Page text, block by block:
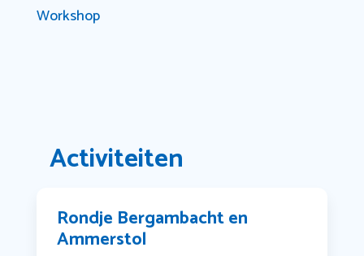
Workshop
Activiteiten
Rondje Bergambacht en
Ammerstol